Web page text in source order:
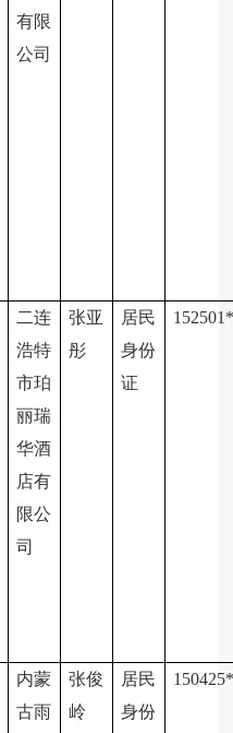
有限
公司
二连
浩特
市珀
丽瑞
华酒
店有
限公
司
张亚
彤
居民
身份
证
152501
内蒙
古雨
张俊
岭
居民
身份
150425